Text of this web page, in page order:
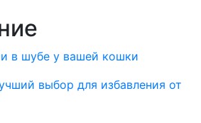
в шубе у вашей кошки
выбор для избавления от